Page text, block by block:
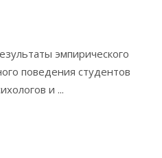
эмпирического
поведения студентов
и ...